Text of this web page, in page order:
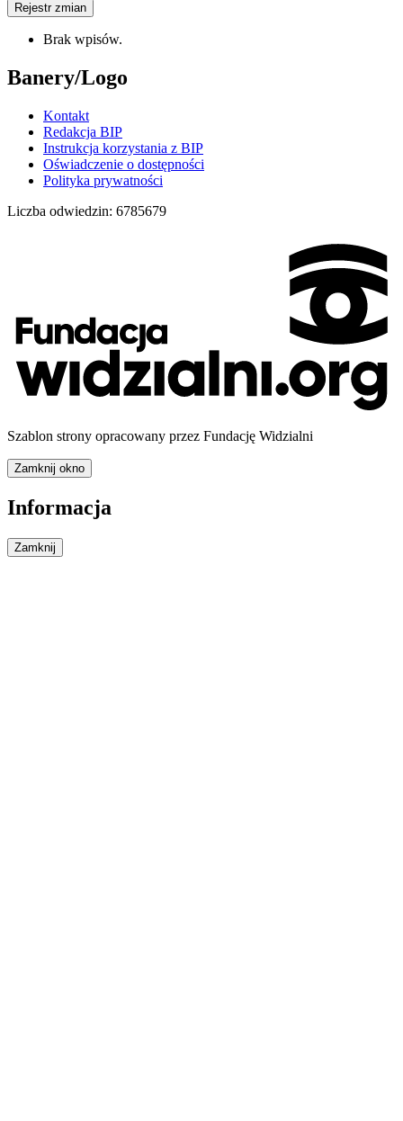
Rejestr zmian
Brak wpisów.
Banery/Logo
Kontakt
Redakcja BIP
Instrukcja korzystania z BIP
Oświadczenie o dostępności
Polityka prywatności
Liczba odwiedzin: 6785679
Szablon strony opracowany przez Fundację Widzialni
Zamknij okno
Informacja
Zamknij